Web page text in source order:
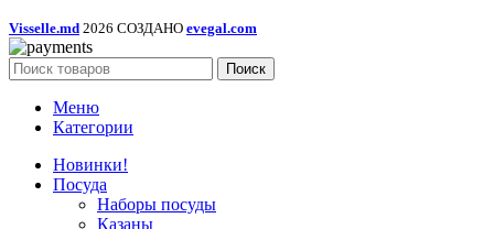
Visselle.md 2026 СОЗДАНО evegal.com
Поиск
Меню
Категории
Новинки!
Посуда
Наборы посуды
Казаны